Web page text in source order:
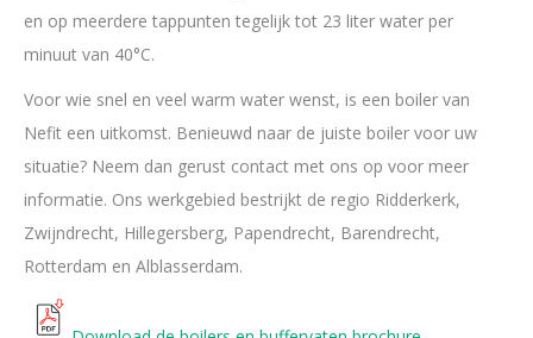
en op meerdere tappunten tegelijk tot 23 liter water per
minuut van 40°C.
Voor wie snel en veel warm water wenst, is een boiler van
Nefit een uitkomst. Benieuwd naar de juiste boiler voor uw
situatie? Neem dan gerust contact met ons op voor meer
informatie. Ons werkgebied bestrijkt de regio Ridderkerk,
Zwijndrecht, Hillegersberg, Papendrecht, Barendrecht,
Rotterdam en Alblasserdam.